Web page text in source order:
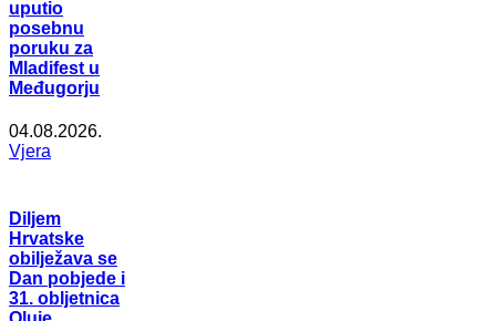
uputio
posebnu
poruku za
Mladifest u
Međugorju
04.08.2026.
Vjera
Diljem
Hrvatske
obilježava se
Dan pobjede i
31. obljetnica